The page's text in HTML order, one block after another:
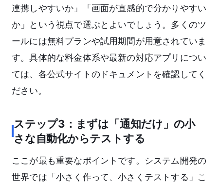
連携しやすいか」「画面が直感的で分かりやすい
か」という視点で選ぶとよいでしょう。多くのツ
ールには無料プランや試用期間が用意されていま
す。具体的な料金体系や最新の対応アプリについ
ては、各公式サイトのドキュメントを確認してく
ださい。
ステップ3：まずは「通知だけ」の小
さな自動化からテストする
ここが最も重要なポイントです。システム開発の
世界では「小さく作って、小さくテストする」こ